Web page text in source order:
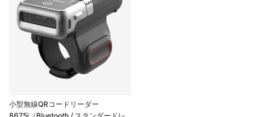
小型無線QRコードリーダー